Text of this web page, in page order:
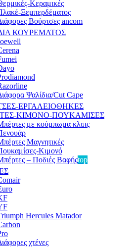
Κεραμικές
Ξεμπερδέματος
Βούρτσες ancom
ΚΟΥΡΕΜΑΤΟΣ
Ψαλίδια/Cut Cape
ΕΡΓΑΛΕΙΟΘΗΚΕΣ
ΚΙΜΟΝΟ-ΠΟΥΚΑΜΙΣΕΣ
με κούμπωμα κλιπς
Μαγνητικές
Κιμονό
– Ποδιές Βαφήςtop
Hercules Matador
χτένες